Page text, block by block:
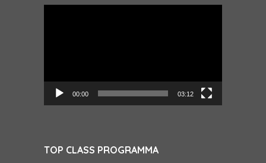
00:00 03:12
TOP CLASS PROGRAMMA